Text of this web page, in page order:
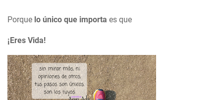
Porque lo único que importa es que
¡Eres Vida!